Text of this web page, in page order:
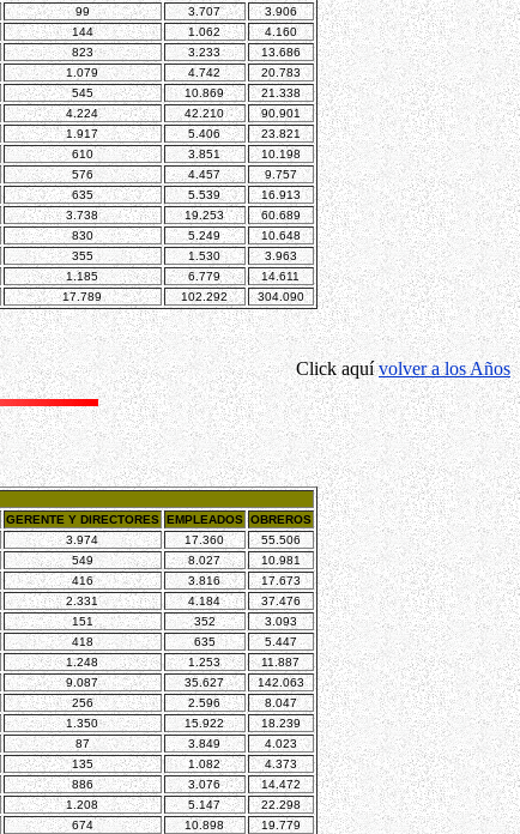
99 3.707
3.906
144 1.062
4.160
823 3.233
13.686
1.079 4.742
20.783
545 10.869
21.338
4.224 42.210
90.901
1.917 5.406
23.821
610 3.851
10.198
576 4.457
9.757
635 5.539
16.913
3.738 19.253
60.689
830 5.249
10.648
355 1.530
3.963
1.185 6.779
14.611
17.789 102.292 304.090
Click aquívolver a los Años
GERENTE Y DIRECTORES EMPLEADOS OBREROS
3.974 17.360
55.506
549 8.027
10.981
416 3.816
17.673
2.331 4.184
37.476
151 352
3.093
418 635
5.447
1.248 1.253
11.887
9.087 35.627
142.063
256 2.596
8.047
1.350 15.922
18.239
87 3.849
4.023
135 1.082
4.373
886 3.076
14.472
1.208 5.147
22.298
674 10.898
19.779